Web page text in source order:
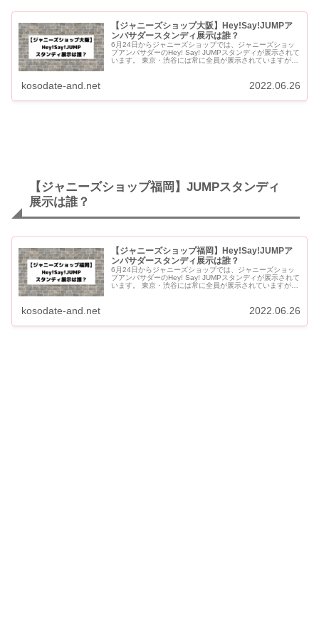
【ジャニーズショップ大阪】Hey!Say!JUMPア
ンバサダースタンディ展示は誰？
6月24日からジャニーズショップでは、ジャニーズショッ
プアンバサダーのHey! Say! JUMPスタンディが展示されて
います。 東京・渋谷には常に全員が展示されていますが、
kosodate-and.net 2022.06.26
【ジャニーズショップ福岡】JUMPスタンディ
展示は誰？
【ジャニーズショップ福岡】Hey!Say!JUMPア
ンバサダースタンディ展示は誰？
6月24日からジャニーズショップでは、ジャニーズショッ
プアンバサダーのHey! Say! JUMPスタンディが展示されて
います。 東京・渋谷には常に全員が展示されていますが、
kosodate-and.net 2022.06.26